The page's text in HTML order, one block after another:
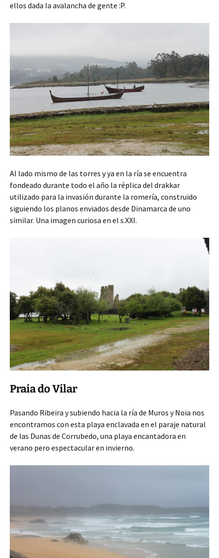
ellos dada la avalancha de gente :P.
Al lado mismo de las torres y ya en la ría se encuentra
fondeado durante todo el año la réplica del drakkar
utilizado para la invasión durante la romería, construido
siguiendo los planos enviados desde Dinamarca de uno
similar. Una imagen curiosa en el s.XXI.
Praia do Vilar
Pasando Ribeira y subiendo hacia la ría de Muros y Noia nos
encontramos con esta playa enclavada en el paraje natural
de las Dunas de Corrubedo, una playa encantadora en
verano pero espectacular en invierno.